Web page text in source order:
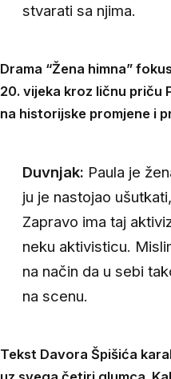
stvarati sa njima.
Drama “Žena himna”
20. vijeka kroz ličnu priču
na historijske promjene i
Duvnjak: Paula je
ju je nastojao
Zapravo ima taj
neku aktivisticu.
na način da u sebi
na scenu.
Tekst Davora Špišića